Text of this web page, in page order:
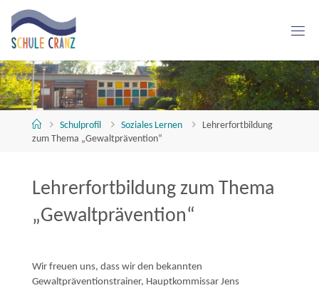
content
H
U
LE
C
RA
NZ
HomeSchulprofil Soziales Lernen
Lehrerfortbildung
zum Thema „Gewaltprävention“
Lehrerfortbildung zum Thema
„Gewaltprävention“
Wir freuen uns, dass wir den bekannten
Gewaltpräventionstrainer, Hauptkommissar Jens